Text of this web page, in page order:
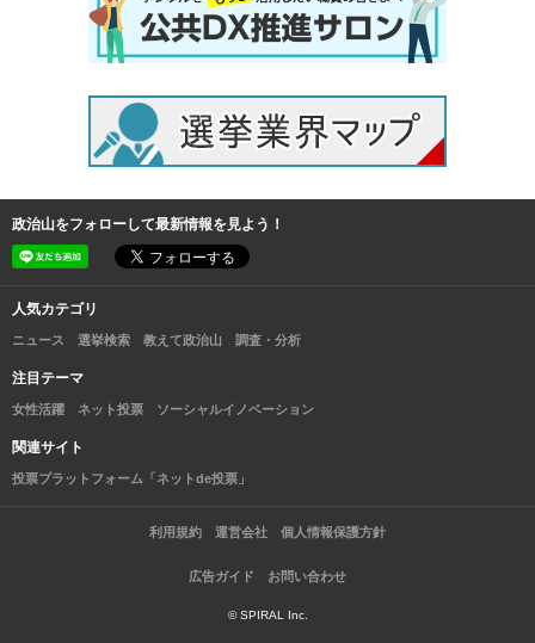
政治山をフォローして最新情報を見よう！
人気カテゴリ
ニュース 選挙検索 教えて政治山 調査・分析
注目テーマ
女性活躍 ネット投票 ソーシャルイノベーション
関連サイト
投票プラットフォーム「ネットde投票」
利用規約 運営会社 個人情報保護方針
広告ガイド お問い合わせ
© SPIRAL Inc.